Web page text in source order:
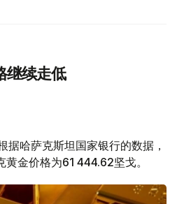
继续走低
据哈萨克斯坦国家银行的数据，
金价格为61 444.62坚戈。